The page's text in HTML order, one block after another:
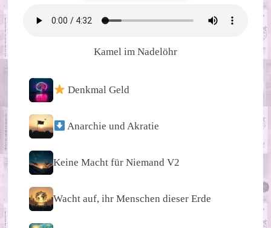
Kamel im Nadelöhr
Denkmal Geld
Anarchie und Akratie
Keine Macht für Niemand V2
Wacht auf, ihr Menschen dieser Erde